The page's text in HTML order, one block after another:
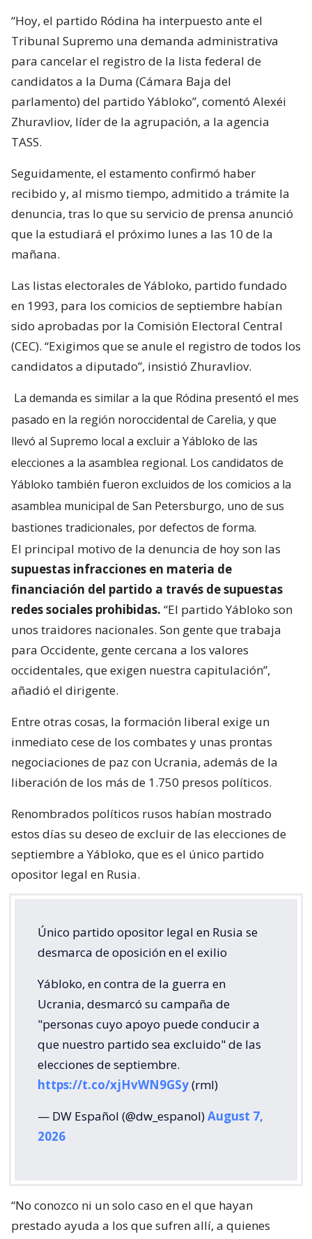
“Hoy, el partido Ródina ha interpuesto ante el
Tribunal Supremo una demanda administrativa
para cancelar el registro de la lista federal de
candidatos a la Duma (Cámara Baja del
parlamento) del partido Yábloko”, comentó Alexéi
Zhuravliov, líder de la agrupación, a la agencia
TASS.
Seguidamente, el estamento confirmó haber
recibido y, al mismo tiempo, admitido a trámite la
denuncia, tras lo que su servicio de prensa anunció
que la estudiará el próximo lunes a las 10 de la
mañana.
Las listas electorales de Yábloko, partido fundado
en 1993, para los comicios de septiembre habían
sido aprobadas por la Comisión Electoral Central
(CEC). “Exigimos que se anule el registro de todos los
candidatos a diputado”, insistió Zhuravliov.
La demanda es similar a la que Ródina presentó el mes
pasado en la región noroccidental de Carelia, y que
llevó al Supremo local a excluir a Yábloko de las
elecciones a la asamblea regional. Los candidatos de
Yábloko también fueron excluidos de los comicios a la
asamblea municipal de San Petersburgo, uno de sus
bastiones tradicionales, por defectos de forma.
El principal motivo de la denuncia de hoy son las
supuestas infracciones en materia de
financiación del partido a través de supuestas
redes sociales prohibidas. “El partido Yábloko son
unos traidores nacionales. Son gente que trabaja
para Occidente, gente cercana a los valores
occidentales, que exigen nuestra capitulación”,
añadió el dirigente.
Entre otras cosas, la formación liberal exige un
inmediato cese de los combates y unas prontas
negociaciones de paz con Ucrania, además de la
liberación de los más de 1.750 presos políticos.
Renombrados políticos rusos habían mostrado
estos días su deseo de excluir de las elecciones de
septiembre a Yábloko, que es el único partido
opositor legal en Rusia.
Único partido opositor legal en Rusia se
desmarca de oposición en el exilio
Yábloko, en contra de la guerra en
Ucrania, desmarcó su campaña de
"personas cuyo apoyo puede conducir a
que nuestro partido sea excluido" de las
elecciones de septiembre.
https://t.co/xjHvWN9GSy(rml)
— DW Español (@dw_espanol)August 7,
2026
“No conozco ni un solo caso en el que hayan
prestado ayuda a los que sufren allí, a quienes